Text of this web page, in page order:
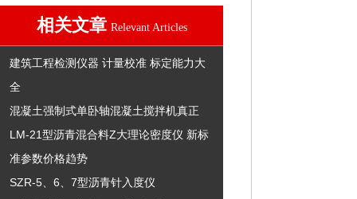
相关文章 Relevant Articles
建筑工程检测仪器 计量校准 标定能力大
全
混凝土强制式单卧轴混凝土搅拌机真正
LM-21型沥青混合料Z大理论密度仪 新标
准参数价格趋势
SZR-5、6、7型沥青针入度仪